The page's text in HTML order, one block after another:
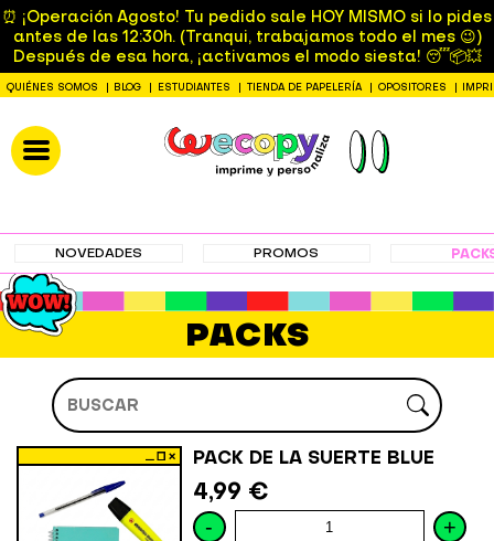
⏰ ¡Operación Agosto! Tu pedido sale HOY MISMO si lo pides
antes de las 12:30h. (Tranqui, trabajamos todo el mes 😉)
Después de esa hora, ¡activamos el modo siesta! 😴📦💥
QUIÉNES SOMOS BLOG ESTUDIANTES TIENDA DE PAPELERÍA OPOSITORES
NOVEDADES PROMOS
PACKS
PACK DE LA SUERTE BLUE
4,99 €
- +